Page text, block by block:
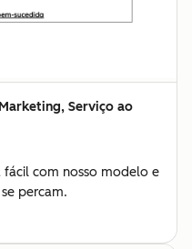
Serviço ao
fácil com nosso modelo e
percam.